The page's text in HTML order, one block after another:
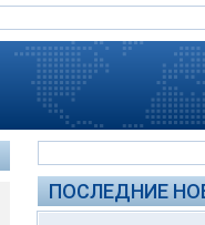
ПОСЛЕДНИЕ